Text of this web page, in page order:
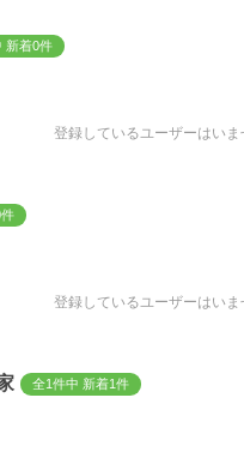
新着0件
登録しているユーザーはいま
登録しているユーザーはいま
全1件中 新着1件